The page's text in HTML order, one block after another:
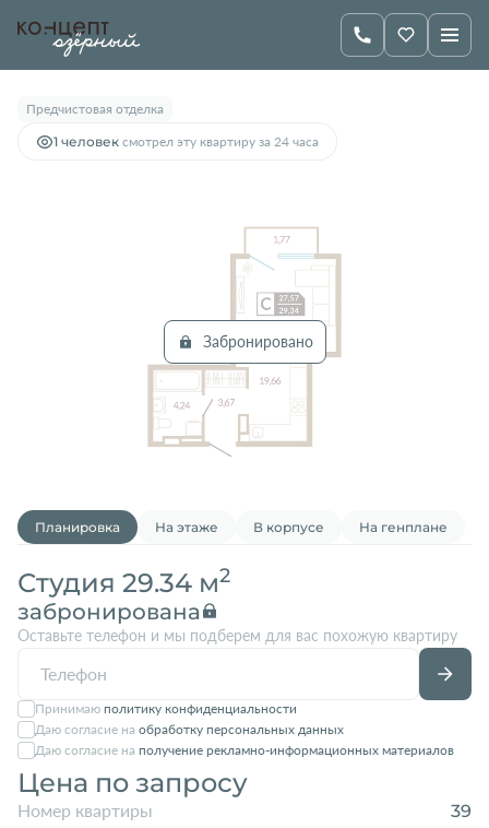
Студия29.34 м Цена по запросу
Предчистовая отделка
1 человек смотрел эту квартиру за 24 часа
Забронировано
Планировка На этаже В корпусе На генплане
Студия 29.34 м2
забронирована
Оставьте телефон и мы подберем для вас похожую квартиру
Принимаю политику конфиденциальности
Даю согласие на обработку персональных данных
Даю согласие на получение рекламно-информационных материалов
Цена по запросу
Номер квартиры 39